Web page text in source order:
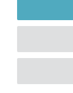
© HD Image
Un